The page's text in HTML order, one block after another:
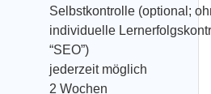
Selbstkontrolle (optional;
individuelle
“SEO”)
jederzeit möglich
2 Wochen